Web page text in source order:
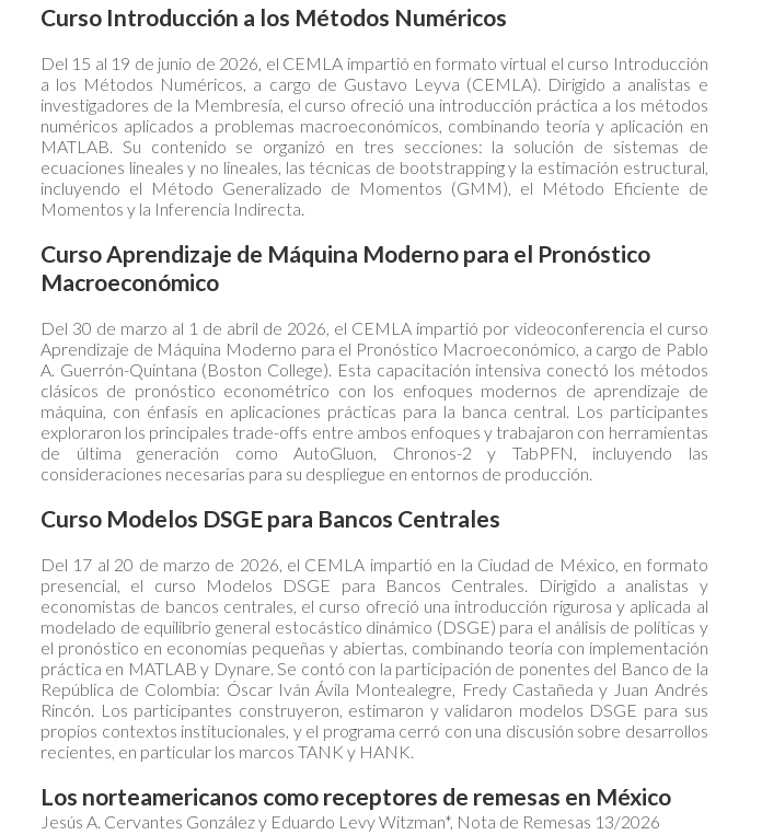
Curso Introducción a los Métodos Numéricos
Del 15 al 19 de junio de 2026, el CEMLA impartió en formato virtual el curso Introducción
a los Métodos Numéricos, a cargo de Gustavo Leyva (CEMLA). Dirigido a analistas e
investigadores de la Membresía, el curso ofreció una introducción práctica a los métodos
numéricos aplicados a problemas macroeconómicos, combinando teoría y aplicación en
MATLAB. Su contenido se organizó en tres secciones: la solución de sistemas de
ecuaciones lineales y no lineales, las técnicas de bootstrapping y la estimación estructural,
incluyendo el Método Generalizado de Momentos (GMM), el Método Eficiente de
Momentos y la Inferencia Indirecta.
Curso Aprendizaje de Máquina Moderno para el Pronóstico
Macroeconómico
Del 30 de marzo al 1 de abril de 2026, el CEMLA impartió por videoconferencia el curso
Aprendizaje de Máquina Moderno para el Pronóstico Macroeconómico, a cargo de Pablo
A. Guerrón-Quintana (Boston College). Esta capacitación intensiva conectó los métodos
clásicos de pronóstico econométrico con los enfoques modernos de aprendizaje de
máquina, con énfasis en aplicaciones prácticas para la banca central. Los participantes
exploraron los principales trade-offs entre ambos enfoques y trabajaron con herramientas
de última generación como AutoGluon, Chronos-2 y TabPFN, incluyendo las
consideraciones necesarias para su despliegue en entornos de producción.
Curso Modelos DSGE para Bancos Centrales
Del 17 al 20 de marzo de 2026, el CEMLA impartió en la Ciudad de México, en formato
presencial, el curso Modelos DSGE para Bancos Centrales. Dirigido a analistas y
economistas de bancos centrales, el curso ofreció una introducción rigurosa y aplicada al
modelado de equilibrio general estocástico dinámico (DSGE) para el análisis de políticas y
el pronóstico en economías pequeñas y abiertas, combinando teoría con implementación
práctica en MATLAB y Dynare. Se contó con la participación de ponentes del Banco de la
República de Colombia: Óscar Iván Ávila Montealegre, Fredy Castañeda y Juan Andrés
Rincón. Los participantes construyeron, estimaron y validaron modelos DSGE para sus
propios contextos institucionales, y el programa cerró con una discusión sobre desarrollos
recientes, en particular los marcos TANK y HANK.
Los norteamericanos como receptores de remesas en México
Jesús A. Cervantes González y Eduardo Levy Witzman*, Nota de Remesas 13/2026